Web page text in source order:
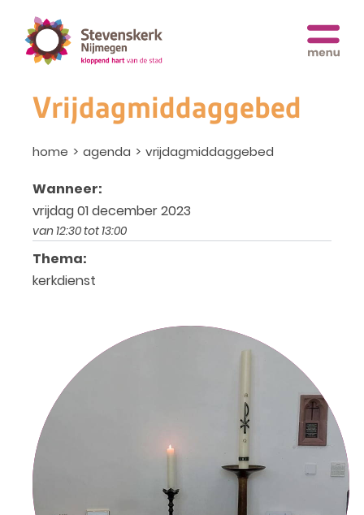
Vrijdagmiddaggebed
home agenda vrijdagmiddaggebed
Wanneer:
vrijdag 01 december 2023
van 12:30 tot 13:00
Thema:
kerkdienst